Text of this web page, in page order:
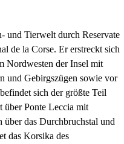
und Tierwelt durch Reservate
de la Corse. Er erstreckt sich
Nordwesten der Insel mit
und Gebirgszügen sowie vor
sich der größte Teil
über Ponte Leccia mit
das Durchbruchstal und
das Korsika des